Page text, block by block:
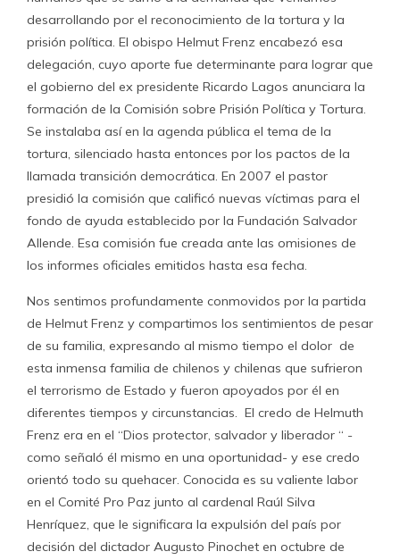
desarrollando por el reconocimiento de la tortura y la
prisión política. El obispo Helmut Frenz encabezó esa
delegación, cuyo aporte fue determinante para lograr que
el gobierno del ex presidente Ricardo Lagos anunciara la
formación de la Comisión sobre Prisión Política y Tortura.
Se instalaba así en la agenda pública el tema de la
tortura, silenciado hasta entonces por los pactos de la
llamada transición democrática. En 2007 el pastor
presidió la comisión que calificó nuevas víctimas para el
fondo de ayuda establecido por la Fundación Salvador
Allende. Esa comisión fue creada ante las omisiones de
los informes oficiales emitidos hasta esa fecha.
Nos sentimos profundamente conmovidos por la partida
de Helmut Frenz y compartimos los sentimientos de pesar
de su familia, expresando al mismo tiempo el dolor de
esta inmensa familia de chilenos y chilenas que sufrieron
el terrorismo de Estado y fueron apoyados por él en
diferentes tiempos y circunstancias. El credo de Helmuth
Frenz era en el “Dios protector, salvador y liberador “ -
como señaló él mismo en una oportunidad- y ese credo
orientó todo su quehacer. Conocida es su valiente labor
en el Comité Pro Paz junto al cardenal Raúl Silva
Henríquez, que le significara la expulsión del país por
decisión del dictador Augusto Pinochet en octubre de